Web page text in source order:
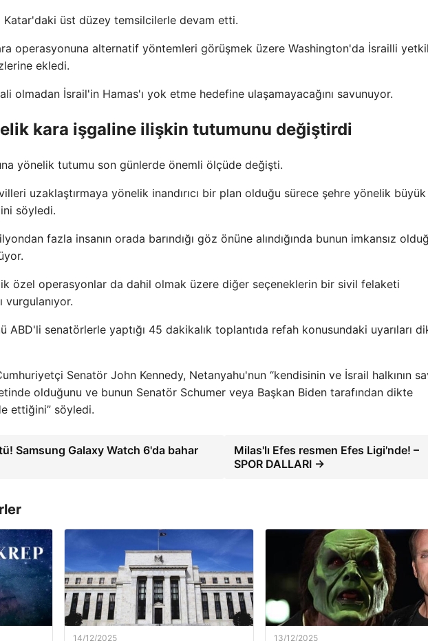
Katar'daki üst düzey temsilcilerle devam etti.
operasyonuna alternatif yöntemleri görüşmek üzere Washington'da İsrailli
ekledi.
olmadan İsrail'in Hamas'ı yok etme hedefine ulaşamayacağını savunuyor.
kara işgaline ilişkin tutumunu değiştirdi
yönelik tutumu son günlerde önemli ölçüde değişti.
uzaklaştırmaya yönelik inandırıcı bir plan olduğu sürece şehre yönelik
söyledi.
fazla insanın orada barındığı göz önüne alındığında bunun imkansız
özel operasyonlar da dahil olmak üzere diğer seçeneklerin bir sivil felaketi
ABD'li senatörlerle yaptığı 45 dakikalık toplantıda refah konusundaki uyarıları
Senatör John Kennedy, Netanyahu'nun “kendisinin ve İsrail halkının
olduğunu ve bunun Senatör Schumer veya Başkan Biden tarafından dikte
ettiğini” söyledi.
Samsung Galaxy Watch 6'da bahar
Milas'lı Efes resmen Efes Ligi'nde! –
SPOR DALLARI →
14/12/2025 13/12/2025